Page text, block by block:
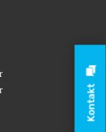
Kontakt